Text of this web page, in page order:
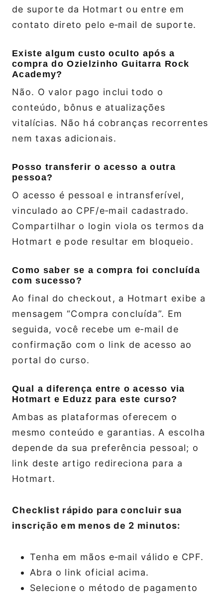
de suporte da Hotmart ou entre em
contato direto pelo e‑mail de suporte.
Existe algum custo oculto após a
compra do Ozielzinho Guitarra Rock
Academy?
Não. O valor pago inclui todo o
conteúdo, bônus e atualizações
vitalícias. Não há cobranças recorrentes
nem taxas adicionais.
Posso transferir o acesso a outra
pessoa?
O acesso é pessoal e intransferível,
vinculado ao CPF/e‑mail cadastrado.
Compartilhar o login viola os termos da
Hotmart e pode resultar em bloqueio.
Como saber se a compra foi concluída
com sucesso?
Ao final do checkout, a Hotmart exibe a
mensagem “Compra concluída”. Em
seguida, você recebe um e‑mail de
confirmação com o link de acesso ao
portal do curso.
Qual a diferença entre o acesso via
Hotmart e Eduzz para este curso?
Ambas as plataformas oferecem o
mesmo conteúdo e garantias. A escolha
depende da sua preferência pessoal; o
link deste artigo redireciona para a
Hotmart.
Checklist rápido para concluir sua
inscrição em menos de 2 minutos:
Tenha em mãos e‑mail válido e CPF.
Abra o link oficial acima.
Selecione o método de pagamento